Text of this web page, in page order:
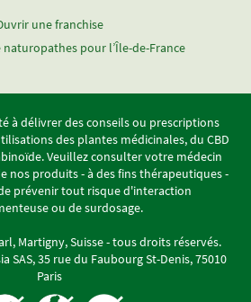
une franchise
pour l’Île-de-France
à délivrer des conseils ou prescriptions
des plantes médicinales, du CBD
Veuillez consulter votre médecin
nos produits - à des fins thérapeutiques -
prévenir tout risque d'interaction
ou de surdosage.
Martigny, Suisse - tous droits réservés.
SAS, 35 rue du Faubourg St-Denis, 75010
Paris